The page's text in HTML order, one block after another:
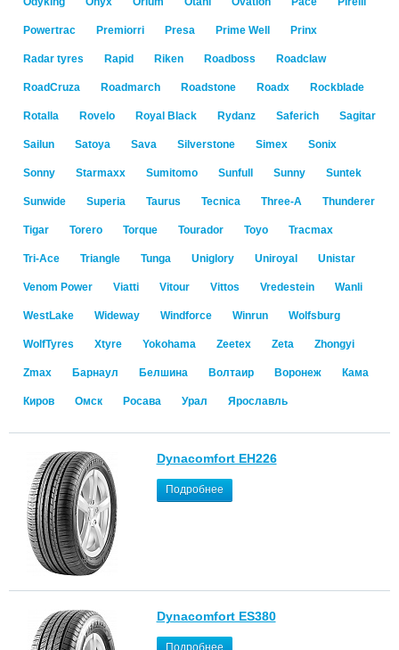
Powertrac Premiorri Presa Prime Well Prinx
Radar tyres Rapid Riken Roadboss Roadclaw
RoadCruza Roadmarch Roadstone Roadx Rockblade
Rotalla Rovelo Royal Black Rydanz Saferich Sagitar
Sailun Satoya Sava Silverstone Simex Sonix
Sonny Starmaxx Sumitomo Sunfull Sunny Suntek
Sunwide Superia Taurus Tecnica Three-A Thunderer
Tigar Torero Torque Tourador Toyo Tracmax
Tri-Ace Triangle Tunga Uniglory Uniroyal Unistar
Venom Power Viatti Vitour Vittos Vredestein Wanli
WestLake Wideway Windforce Winrun Wolfsburg
WolfTyres Xtyre Yokohama Zeetex Zeta Zhongyi
Zmax Барнаул Белшина Волтаир Воронеж Кама
Киров Омск Росава Урал Ярославль
Dynacomfort EH226
Подробнее
Dynacomfort ES380
Подробнее